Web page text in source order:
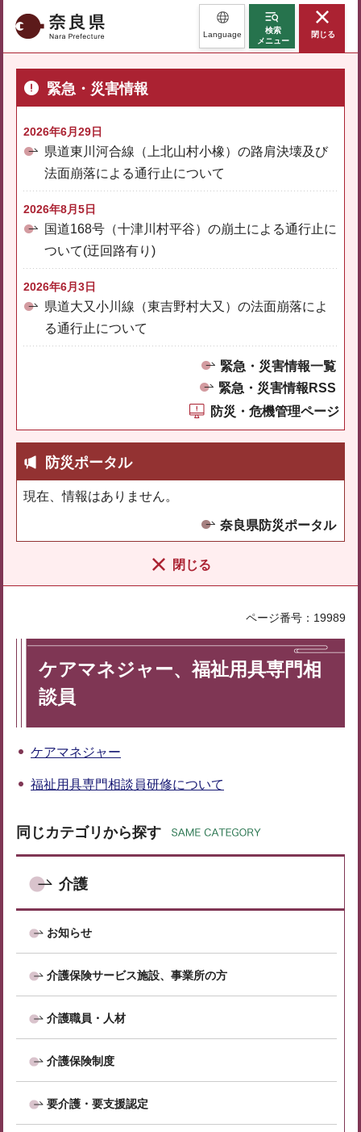
奈良県 Language
検索
メニュー
閉じる
緊急・災害情報
2026年6月29日
県道東川河合線（上北山村小橡）の路肩決壊及び
法面崩落による通行止について
2026年8月5日
国道168号（十津川村平谷）の崩土による通行止に
ついて(迂回路有り)
2026年6月3日
県道大又小川線（東吉野村大又）の法面崩落によ
る通行止について
緊急・災害情報一覧
緊急・災害情報RSS
防災・危機管理ページ
防災ポータル
現在、情報はありません。
奈良県防災ポータル
閉じる
ページ番号：19989
ケアマネジャー、福祉用具専門相
談員
ケアマネジャー
福祉用具専門相談員研修について
同じカテゴリから探す
介護
お知らせ
介護保険サービス施設、事業所の方
介護職員・人材
介護保険制度
要介護・要支援認定